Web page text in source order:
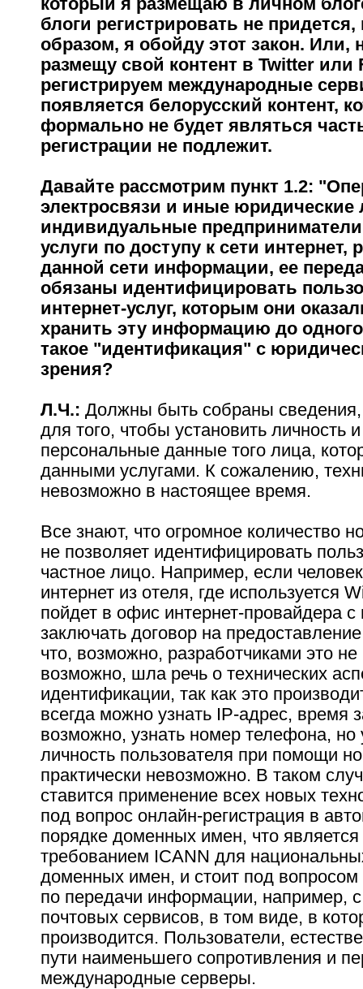
блоги регистрировать не придется,
образом, я обойду этот закон. Или,
размещу свой контент в Twitter
регистрируем международные
появляется белорусский контент,
формально не будет являться
регистрации не подлежит.
Давайте рассмотрим пункт 1.2:
электросвязи и иные юридические
индивидуальные
услуги по доступу к сети
данной сети информации, ее
обязаны идентифицировать
интернет-услуг, которым они
хранить эту информацию до
такое "идентификация" с
зрения?
Л.Ч.: Должны быть собраны сведения,
для того, чтобы установить личность
персональные данные того лица,
данными услугами. К сожалению,
невозможно в настоящее время.
Все знают, что огромное количество
не позволяет идентифицировать
частное лицо. Например, если
интернет из отеля, где используется
пойдет в офис интернет-провайдера с
заключать договор на
что, возможно, разработчиками это
возможно, шла речь о технических
идентификации, так как это
всегда можно узнать IP-адрес, время
возможно, узнать номер телефона, но
личность пользователя при помощи
практически невозможно. В таком
ставится применение всех новых
под вопрос онлайн-регистрация в
порядке доменных имен, что
требованием ICANN для
доменных имен, и стоит под вопросом
по передачи информации, например,
почтовых сервисов, в том виде, в
производится. Пользователи,
пути наименьшего сопротивления и
международные серверы.